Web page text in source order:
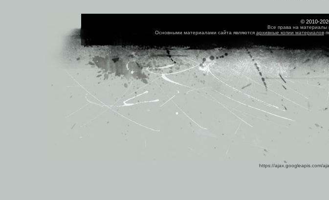
© 2010-
Все права на материалы
Основными материалами сайта являются архивные копии материалов
https://ajax.googleapis.com/